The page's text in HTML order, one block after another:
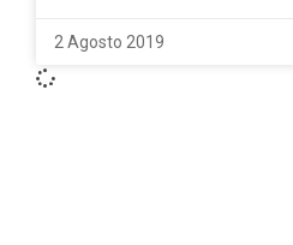
2 Agosto 2019